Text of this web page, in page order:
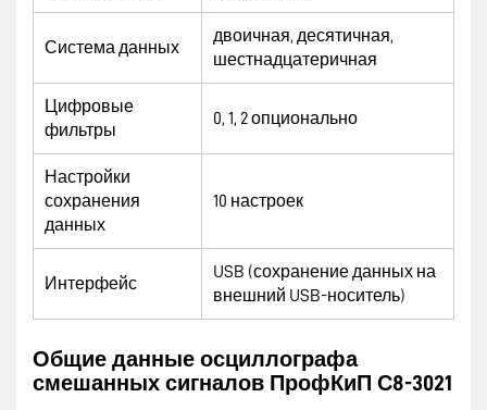
Система данных
двоичная, десятичная,
шестнадцатеричная
Цифровые
фильтры
0, 1, 2 опционально
Настройки
сохранения
данных
10 настроек
Интерфейс
USB (сохранение данных на
внешний USB-носитель)
Общие данные осциллографа
смешанных сигналов ПрофКиП С8-3021